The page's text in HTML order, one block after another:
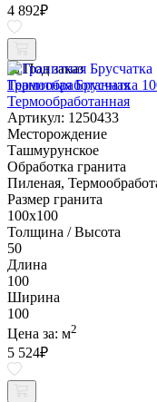
4 892₽
Под заказ
Гранитная Брусчатка
Термообработанная
Артикул: 1250433
Месторождение
Ташмурунское
Обработка гранита
Пиленая,
Размер гранита
100х100
Толщина / Высота
50
Длина
100
Ширина
100
Цена за: м2
5 524₽